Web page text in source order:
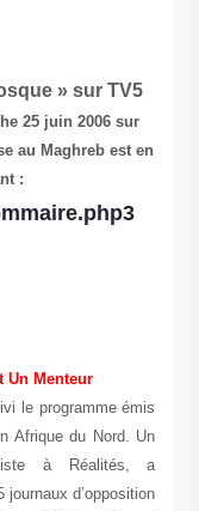
» sur TV5
25 juin 2006 sur
au Maghreb est en
:
Un Menteur
le programme émis
Afrique du Nord. Un
à Réalités, a
d’opposition